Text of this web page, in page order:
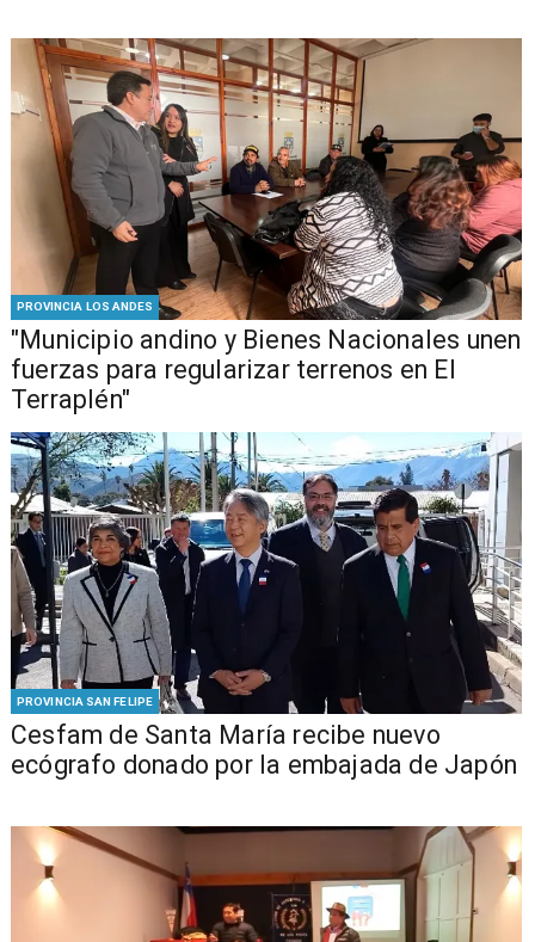
PROVINCIA LOS ANDES
"Municipio andino y Bienes Nacionales unen
fuerzas para regularizar terrenos en El
Terraplén"
PROVINCIA SAN FELIPE
Cesfam de Santa María recibe nuevo
ecógrafo donado por la embajada de Japón